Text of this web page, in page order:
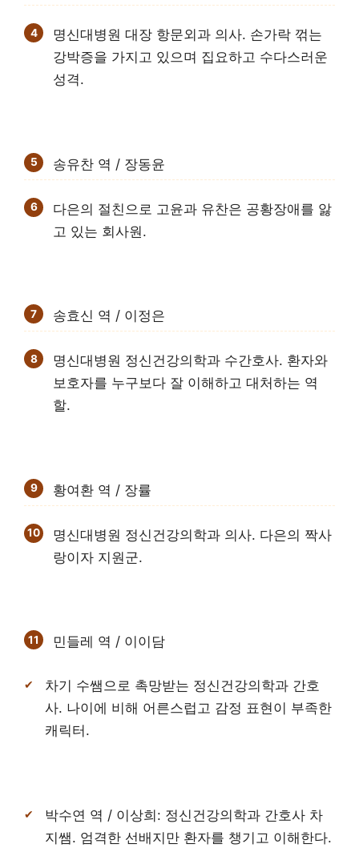
명신대병원 대장 항문외과 의사. 손가락 꺾는
강박증을 가지고 있으며 집요하고 수다스러운
성격.
송유찬 역 / 장동윤
다은의 절친으로 고윤과 유찬은 공황장애를 앓
고 있는 회사원.
송효신 역 / 이정은
명신대병원 정신건강의학과 수간호사. 환자와
보호자를 누구보다 잘 이해하고 대처하는 역
할.
황여환 역 / 장률
명신대병원 정신건강의학과 의사. 다은의 짝사
랑이자 지원군.
민들레 역 / 이이담
차기 수쌤으로 촉망받는 정신건강의학과 간호
사. 나이에 비해 어른스럽고 감정 표현이 부족한
캐릭터.
박수연 역 / 이상희: 정신건강의학과 간호사 차
지쌤. 엄격한 선배지만 환자를 챙기고 이해한다.